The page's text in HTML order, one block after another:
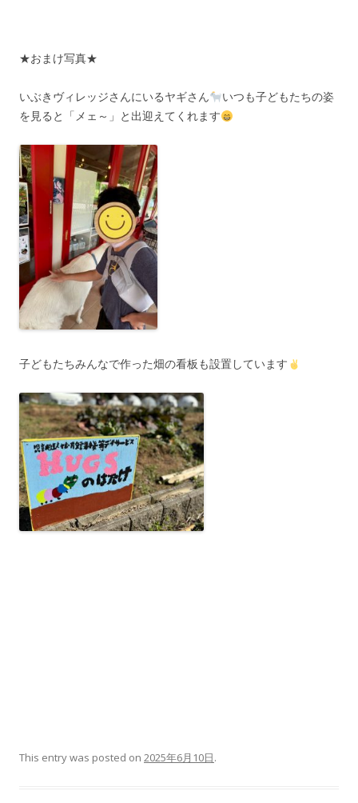
★おまけ写真★
いぶきヴィレッジさんにいるヤギさん
いつも子どもたちの姿
を見ると「メェ～」と出迎えてくれます
子どもたちみんなで作った畑の看板も設置しています
This entry was posted on 2025年6月10日.